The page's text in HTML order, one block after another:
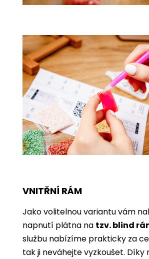
VNITŘNÍ RÁM
Jako volitelnou variantu vám
napnutí plátna na tzv. blind
službu nabízíme prakticky za
tak ji neváhejte vyzkoušet. Díky